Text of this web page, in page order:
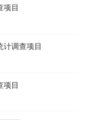
项目
计调查项目
项目